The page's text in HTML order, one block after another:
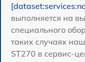
выполняется на
специального
таких случаях
ST270 в сервис-